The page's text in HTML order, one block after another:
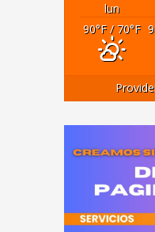
lun
90°F/ 70°F